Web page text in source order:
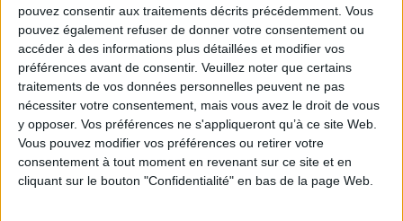
pouvez consentir aux traitements décrits précédemment. Vous
pouvez également refuser de donner votre consentement ou
accéder à des informations plus détaillées et modifier vos
préférences avant de consentir. Veuillez noter que certains
traitements de vos données personnelles peuvent ne pas
nécessiter votre consentement, mais vous avez le droit de vous
y opposer. Vos préférences ne s'appliqueront qu’à ce site Web.
Vous pouvez modifier vos préférences ou retirer votre
consentement à tout moment en revenant sur ce site et en
cliquant sur le bouton "Confidentialité" en bas de la page Web.
Stratégie data : tirez profit de l’intelligence des
données
LES DERNIÈRES PARUTIONS